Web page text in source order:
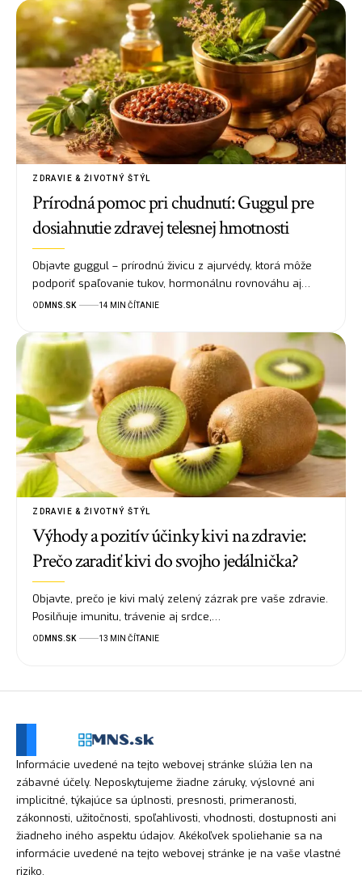
ZDRAVIE & ŽIVOTNÝ ŠTÝL
Prírodná pomoc pri chudnutí: Guggul pre
dosiahnutie zdravej telesnej hmotnosti
Objavte guggul – prírodnú živicu z ajurvédy, ktorá môže
podporiť spaľovanie tukov, hormonálnu rovnováhu aj…
OD MNS.SK 14 MIN ČÍTANIE
ZDRAVIE & ŽIVOTNÝ ŠTÝL
Výhody a pozitív účinky kivi na zdravie:
Prečo zaradiť kivi do svojho jedálnička?
Objavte, prečo je kivi malý zelený zázrak pre vaše zdravie.
Posilňuje imunitu, trávenie aj srdce,…
OD MNS.SK 13 MIN ČÍTANIE
Informácie uvedené na tejto webovej stránke slúžia len na
zábavné účely. Neposkytujeme žiadne záruky, výslovné ani
implicitné, týkajúce sa úplnosti, presnosti, primeranosti,
zákonnosti, užitočnosti, spoľahlivosti, vhodnosti, dostupnosti ani
žiadneho iného aspektu údajov. Akékoľvek spoliehanie sa na
informácie uvedené na tejto webovej stránke je na vaše vlastné
riziko.